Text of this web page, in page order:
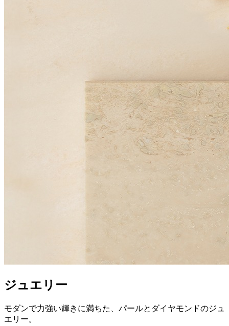
ジュエリー
モダンで力強い輝きに満ちた、パールとダイヤモンドのジュ
エリー。